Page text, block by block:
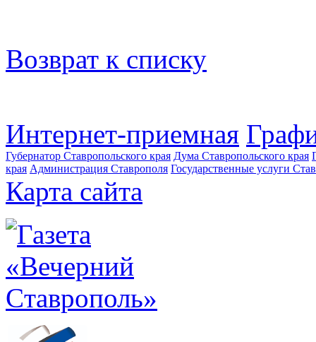
Возврат к списку
Интернет-приемная
Губернатор Ставропольского края Дума Ставропольского края
края Администрация Ставрополя Государственные услуги
Карта сайта